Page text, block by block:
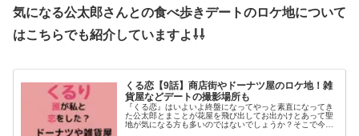
気になる公太郎さんとの食べ歩きデートのロケ地について
はこちらでも紹介していますよ⇩⇩
くる恋【9話】商店街やドーナツ屋のロケ地！雑
貨屋などデートの撮影場所も
『くる恋』はいよいよ終盤になってやっと素直になってき
た公太郎とまことが花屋を飛び出してお出かけとあって聖
地が気になる方も多いのではないでしょうか？そこで今回